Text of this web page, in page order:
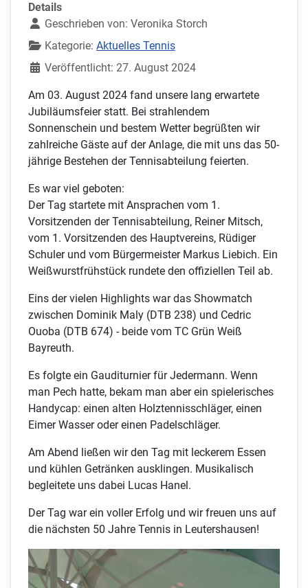
Details
Geschrieben von: Veronika Storch
Kategorie: Aktuelles Tennis
Veröffentlicht: 27. August 2024
Am 03. August 2024 fand unsere lang erwartete
Jubiläumsfeier statt. Bei strahlendem
Sonnenschein und bestem Wetter begrüßten wir
zahlreiche Gäste auf der Anlage, die mit uns das 50-
jährige Bestehen der Tennisabteilung feierten.
Es war viel geboten:
Der Tag startete mit Ansprachen vom 1.
Vorsitzenden der Tennisabteilung, Reiner Mitsch,
vom 1. Vorsitzenden des Hauptvereins, Rüdiger
Schuler und vom Bürgermeister Markus Liebich. Ein
Weißwurstfrühstück rundete den offiziellen Teil ab.
Eins der vielen Highlights war das Showmatch
zwischen Dominik Maly (DTB 238) und Cedric
Ouoba (DTB 674) - beide vom TC Grün Weiß
Bayreuth.
Es folgte ein Gauditurnier für Jedermann. Wenn
man Pech hatte, bekam man aber ein spielerisches
Handycap: einen alten Holztennisschläger, einen
Eimer Wasser oder einen Padelschläger.
Am Abend ließen wir den Tag mit leckerem Essen
und kühlen Getränken ausklingen. Musikalisch
begleitete uns dabei Lucas Hanel.
Der Tag war ein voller Erfolg und wir freuen uns auf
die nächsten 50 Jahre Tennis in Leutershausen!